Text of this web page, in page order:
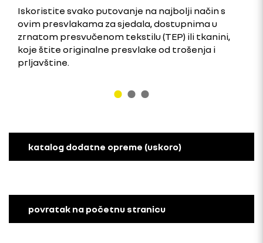
Iskoristite svako putovanje na najbolji način s
ovim presvlakama za sjedala, dostupnima u
zrnatom presvučenom tekstilu (TEP) ili tkanini,
koje štite originalne presvlake od trošenja i
prljavštine.
katalog dodatne opreme (uskoro)
povratak na početnu stranicu